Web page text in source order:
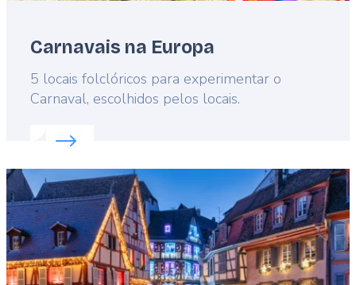
Carnavais na Europa
Lead
5 locais folclóricos para experimentar o
Carnaval, escolhidos pelos locais.
Read more about:
Featured
image